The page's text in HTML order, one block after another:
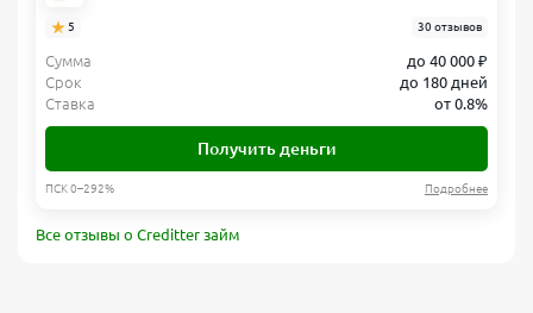
5 30 отзывов
Сумма
до 40 000 ₽
Срок
до 180 дней
Ставка
от 0.8%
Получить деньги
ПСК 0–292% Подробнее
Все отзывы о Creditter займ